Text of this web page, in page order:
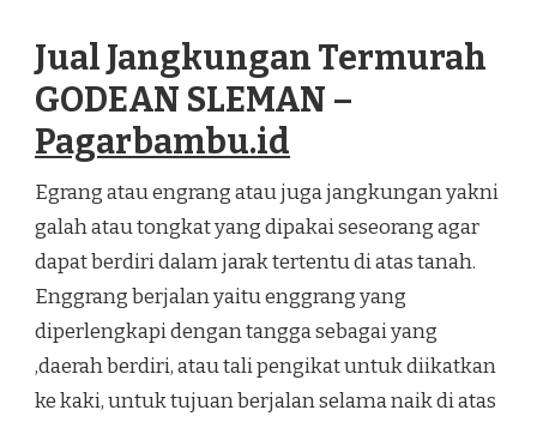
GODEAN
SLEMAN
Jual Jangkungan Termurah
GODEAN SLEMAN –
Pagarbambu.id
Egrang atau engrang atau juga jangkungan yakni
galah atau tongkat yang dipakai seseorang agar
dapat berdiri dalam jarak tertentu di atas tanah.
Enggrang berjalan yaitu enggrang yang
diperlengkapi dengan tangga sebagai yang
,daerah berdiri, atau tali pengikat untuk diikatkan
ke kaki, untuk tujuan berjalan selama naik di atas